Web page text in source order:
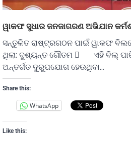
ୱାକଫ ସୁଧାର ଜନଜାଗରଣ ଅଭିଯାନ
ସନ୍ତୁଳିତ ରାଷ୍ଟ୍ରଗଠନ ପାଇଁ ୱାକଫ
ଥିଲା: ଦୁଶ୍ୟନ୍ତ ଗୌତମ  ଏହି ବିଲ୍
ଅନ୍ତର୍ଗତ ଦୁରୁପଯୋଗ ହେଉଥିବା…
Share this:
WhatsApp
Like this: